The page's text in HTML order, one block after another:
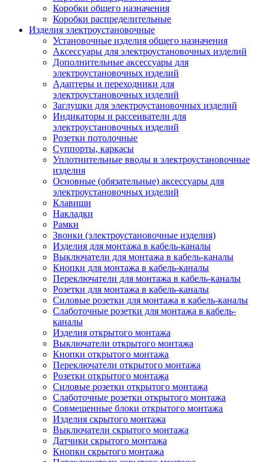
Коробки общего назначения
Коробки распределительные
Изделия электроустановочные
Установочные изделия общего назначения
Аксессуары для электроустановочных изделий
Дополнительные аксессуары для
электроустановочных изделий
Адаптеры и переходники для
электроустановочных изделий
Заглушки для электроустановочных изделий
Индикаторы и рассеиватели для
электроустановочных изделий
Розетки потолочные
Суппорты, каркасы
Уплотнительные вводы в электроустановочные
изделия
Основные (обязательные) аксессуары для
электроустановочных изделий
Клавиши
Накладки
Рамки
Звонки (электроустановочные изделия)
Изделия для монтажа в кабель-каналы
Выключатели для монтажа в кабель-каналы
Кнопки для монтажа в кабель-каналы
Переключатели для монтажа в кабель-каналы
Розетки для монтажа в кабель-каналы
Силовые розетки для монтажа в кабель-каналы
Слаботочные розетки для монтажа в кабель-
каналы
Изделия открытого монтажа
Выключатели открытого монтажа
Кнопки открытого монтажа
Переключатели открытого монтажа
Розетки открытого монтажа
Силовые розетки открытого монтажа
Слаботочные розетки открытого монтажа
Совмещенные блоки открытого монтажа
Изделия скрытого монтажа
Выключатели скрытого монтажа
Датчики скрытого монтажа
Кнопки скрытого монтажа